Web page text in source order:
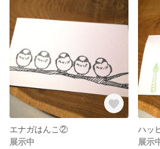
エナガはんこ②
展示中
ハッ
展示